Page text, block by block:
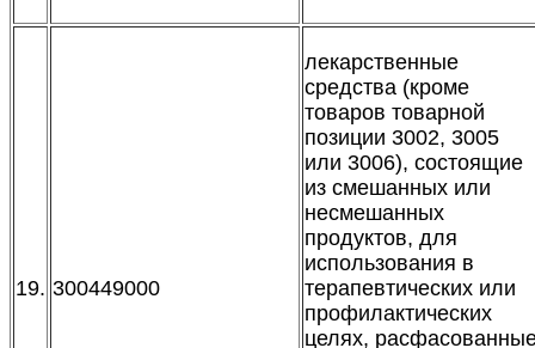
19. 300449000
лекарственные
средства (кроме
товаров товарной
позиции 3002, 3005
или 3006), состоящие
из смешанных или
несмешанных
продуктов, для
использования в
терапевтических или
профилактических
целях,